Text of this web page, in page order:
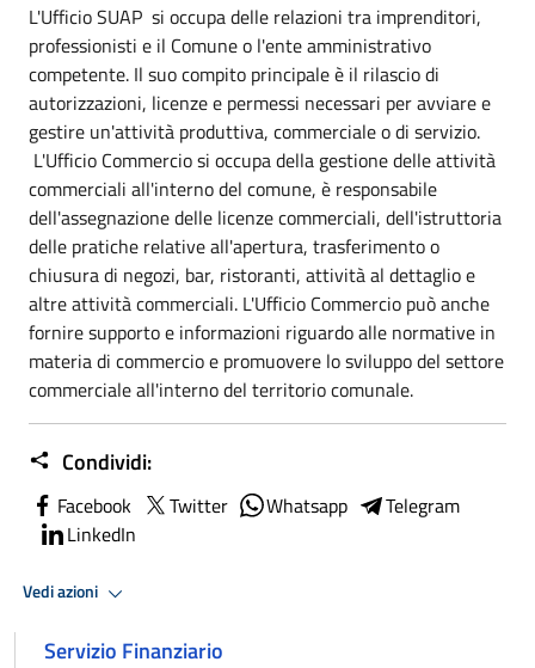
L'Ufficio SUAP si occupa delle relazioni tra imprenditori,
professionisti e il Comune o l'ente amministrativo
competente. Il suo compito principale è il rilascio di
autorizzazioni, licenze e permessi necessari per avviare e
gestire un'attività produttiva, commerciale o di servizio.
L'Ufficio Commercio si occupa della gestione delle attività
commerciali all'interno del comune, è responsabile
dell'assegnazione delle licenze commerciali, dell'istruttoria
delle pratiche relative all'apertura, trasferimento o
chiusura di negozi, bar, ristoranti, attività al dettaglio e
altre attività commerciali. L'Ufficio Commercio può anche
fornire supporto e informazioni riguardo alle normative in
materia di commercio e promuovere lo sviluppo del settore
commerciale all'interno del territorio comunale.
Condividi:
Facebook Twitter Whatsapp
Telegram
LinkedIn
Vedi azioni
Servizio Finanziario